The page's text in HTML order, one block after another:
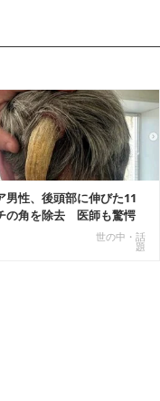
男性、後頭部に伸びた11
の角を除去 医師も驚愕
世の中・話
題